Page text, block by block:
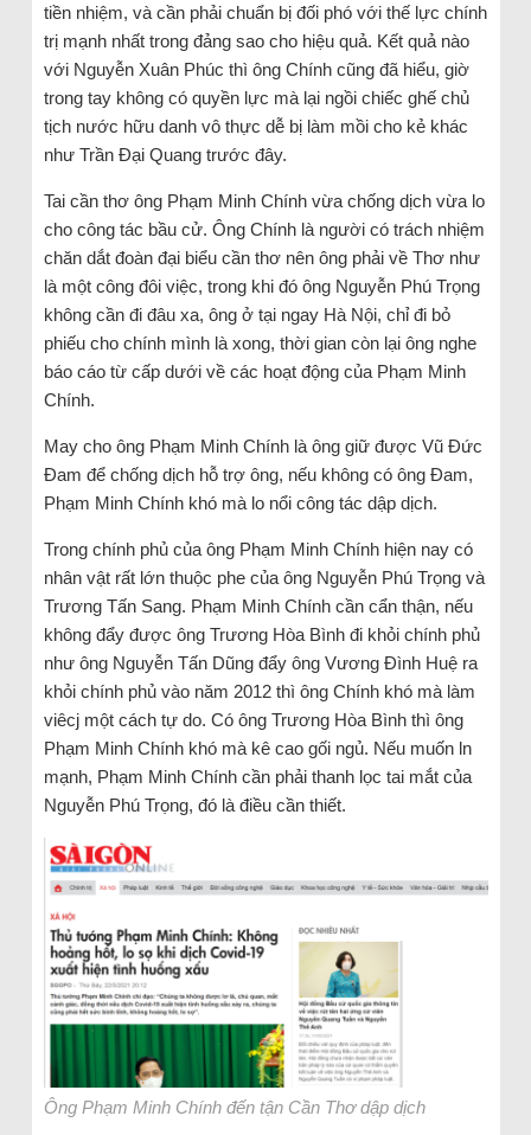
tiền nhiệm, và cần phải chuẩn bị đối phó với thế lực chính
trị mạnh nhất trong đảng sao cho hiệu quả. Kết quả nào
với Nguyễn Xuân Phúc thì ông Chính cũng đã hiểu, giờ
trong tay không có quyền lực mà lại ngồi chiếc ghế chủ
tịch nước hữu danh vô thực dễ bị làm mồi cho kẻ khác
như Trần Đại Quang trước đây.
Tai cần thơ ông Phạm Minh Chính vừa chống dịch vừa lo
cho công tác bầu cử. Ông Chính là người có trách nhiệm
chăn dắt đoàn đại biểu cần thơ nên ông phải về Thơ như
là một công đôi việc, trong khi đó ông Nguyễn Phú Trọng
không cần đi đâu xa, ông ở tại ngay Hà Nội, chỉ đi bỏ
phiếu cho chính mình là xong, thời gian còn lại ông nghe
báo cáo từ cấp dưới về các hoạt động của Phạm Minh
Chính.
May cho ông Phạm Minh Chính là ông giữ được Vũ Đức
Đam để chống dịch hỗ trợ ông, nếu không có ông Đam,
Phạm Minh Chính khó mà lo nổi công tác dập dịch.
Trong chính phủ của ông Phạm Minh Chính hiện nay có
nhân vật rất lớn thuộc phe của ông Nguyễn Phú Trọng và
Trương Tấn Sang. Phạm Minh Chính cần cẩn thận, nếu
không đẩy được ông Trương Hòa Bình đi khỏi chính phủ
như ông Nguyễn Tấn Dũng đẩy ông Vương Đình Huệ ra
khỏi chính phủ vào năm 2012 thì ông Chính khó mà làm
viêcj một cách tự do. Có ông Trương Hòa Bình thì ông
Phạm Minh Chính khó mà kê cao gối ngủ. Nếu muốn ln
mạnh, Phạm Minh Chính cần phải thanh lọc tai mắt của
Nguyễn Phú Trọng, đó là điều cần thiết.
Ông Phạm Minh Chính đến tận Cần Thơ dập dịch